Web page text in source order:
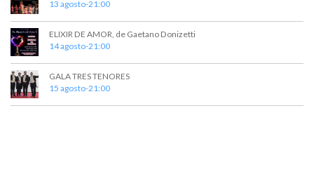
13 agosto-21:00
ELIXIR DE AMOR, de Gaetano Donizetti
14 agosto-21:00
GALA TRES TENORES
15 agosto-21:00